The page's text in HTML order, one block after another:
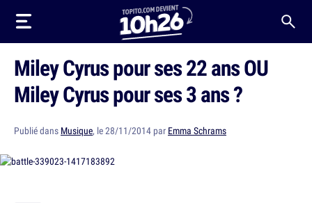
Miley Cyrus pour ses 22 ans OU
Miley Cyrus pour ses 3 ans ?
Publié dans Musique, le 28/11/2014 par Emma Schrams